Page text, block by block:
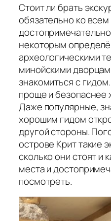
Стоит ли брать
обязательно ко всем
некоторым
археологическими
минойскими
знакомиться с
проще и безопаснее
Даже популярные,
хорошим гидом
другой стороны.
острове Крит такие
сколько они стоят и
места и
посмотреть.